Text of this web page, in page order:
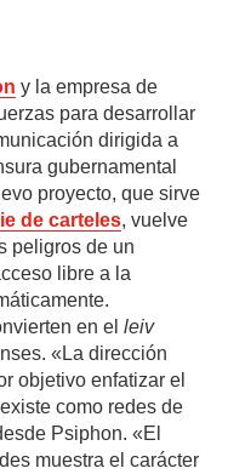
y la empresa de
para desarrollar
dirigida a
gubernamental
proyecto, que sirve
de carteles, vuelve
peligros de un
libre a la
en elleiv
«La dirección
objetivo enfatizar el
como redes de
Psiphon. «El
muestra el carácter